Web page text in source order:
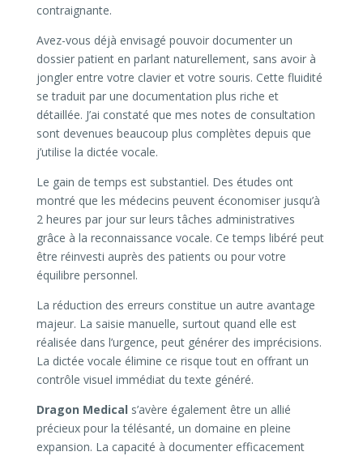
contraignante.
Avez-vous déjà envisagé pouvoir documenter un
dossier patient en parlant naturellement, sans avoir à
jongler entre votre clavier et votre souris. Cette fluidité
se traduit par une documentation plus riche et
détaillée. J’ai constaté que mes notes de consultation
sont devenues beaucoup plus complètes depuis que
j’utilise la dictée vocale.
Le gain de temps est substantiel. Des études ont
montré que les médecins peuvent économiser jusqu’à
2 heures par jour sur leurs tâches administratives
grâce à la reconnaissance vocale. Ce temps libéré peut
être réinvesti auprès des patients ou pour votre
équilibre personnel.
La réduction des erreurs constitue un autre avantage
majeur. La saisie manuelle, surtout quand elle est
réalisée dans l’urgence, peut générer des imprécisions.
La dictée vocale élimine ce risque tout en offrant un
contrôle visuel immédiat du texte généré.
Dragon Medical s’avère également être un allié
précieux pour la télésanté, un domaine en pleine
expansion. La capacité à documenter efficacement